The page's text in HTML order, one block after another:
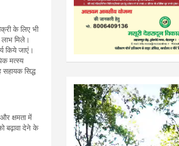
के लिए भी
मिले।
किये जाएं।
मत्स्य
सहायक सिद्ध
क्षमता में
बढ़ावा देने के
Video
Player